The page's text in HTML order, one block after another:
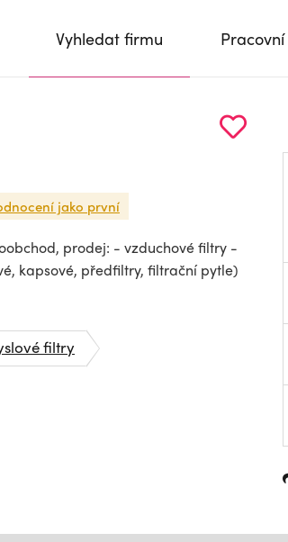
Vyhledat firmu
jako první
prodej: - vzduchové filtry -
kapsové, předfiltry, filtrační pytle)
filtry